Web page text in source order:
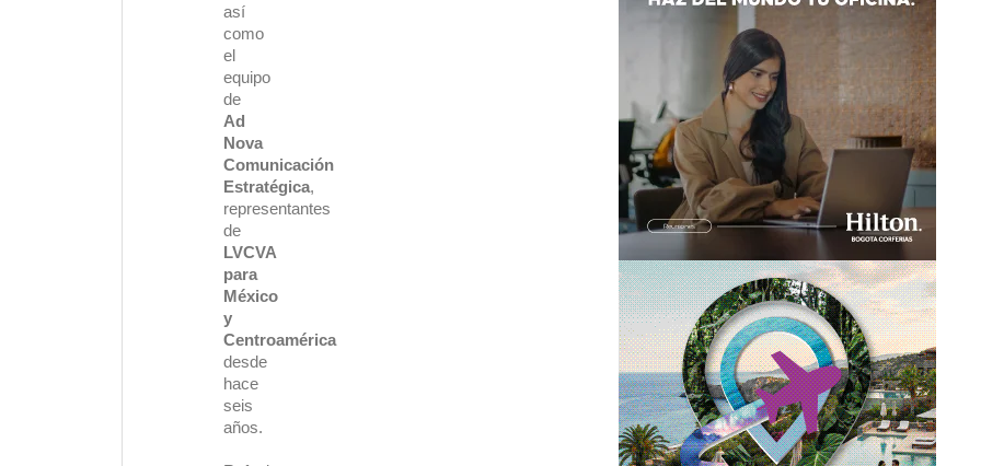
así
como
el
equipo
de
Ad
Nova
Comunicación
Estratégica,
representantes
de
LVCVA
para
México
y
Centroamérica
desde
hace
seis
años.